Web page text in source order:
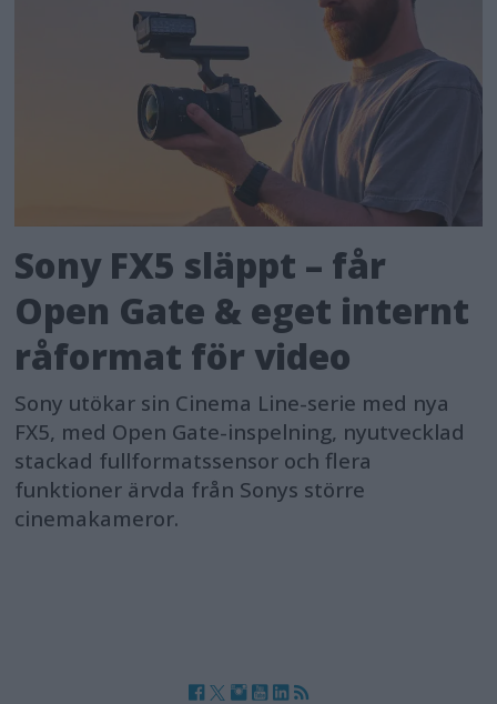
Sony FX5 släppt – får
Open Gate & eget internt
råformat för video
Sony utökar sin Cinema Line-serie med nya
FX5, med Open Gate-inspelning, nyutvecklad
stackad fullformatssensor och flera
funktioner ärvda från Sonys större
cinemakameror.